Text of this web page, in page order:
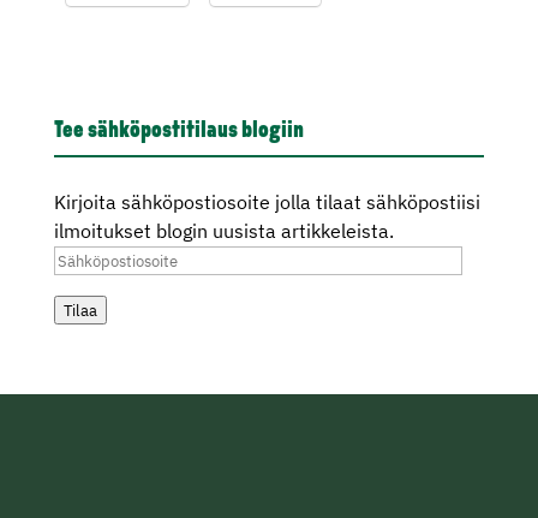
Tee sähköpostitilaus blogiin
Kirjoita sähköpostiosoite jolla tilaat sähköpostiisi
ilmoitukset blogin uusista artikkeleista.
Sähköpostiosoite
Tilaa